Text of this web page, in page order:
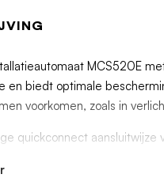
MCS520E
en biedt optimale
voorkomen, zoals in
quickconnect